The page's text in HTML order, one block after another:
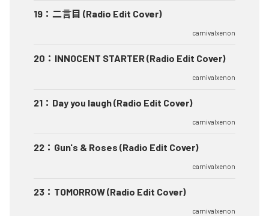
19 ： 二言目 (Radio Edit Cover)
carnivalxenon
20 ： INNOCENT STARTER (Radio Edit Cover)
carnivalxenon
21 ： Day you laugh (Radio Edit Cover)
carnivalxenon
22 ： Gun's & Roses (Radio Edit Cover)
carnivalxenon
23 ： TOMORROW (Radio Edit Cover)
carnivalxenon